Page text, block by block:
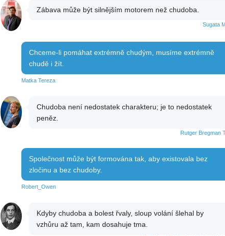
Zábava může být silnějším motorem než chudoba.
Sugata
Chceme-li pomáhat extrémně chudým, musíme extrémně
chudě i žít.
Matka Tereza
Chudoba není nedostatek charakteru; je to nedostatek
peněz.
Rutger Bregman
Společnost může být formována tak, aby existovala bez
zločinu a bez chudoby.
Robert_Owen
Kdyby chudoba a bolest řvaly, sloup volání šlehal by
vzhůru až tam, kam dosahuje tma.